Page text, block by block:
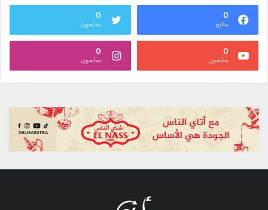
0
متابع
0
متابعون
0
متابعون
0
متابعون